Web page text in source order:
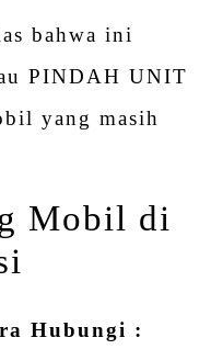
bahwa ini
PINDAH UNIT
yang masih
Mobil di
Hubungi :